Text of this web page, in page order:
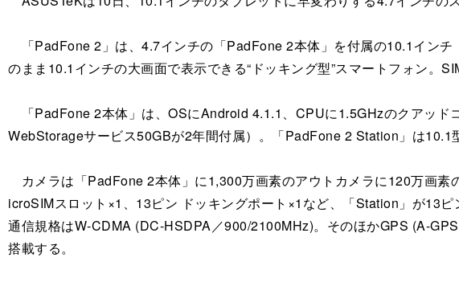
「PadFone 2」は、4.7インチの「PadFone 2本体」を付属の10.1イン
のまま10.1インチの大画面で表示できる“ドッキング型”スマートフォン。
「PadFone 2本体」は、OSにAndroid 4.1.1、CPUに1.5GHzのクアッ
WebStorageサービス50GBが2年間付属）。「PadFone 2 Station」は10.1
カメラは「PadFone 2本体」に1,300万画素のアウトカメラに120万画
icroSIMスロット×1、13ピン ドッキングポート×1など、「Station」が13
通信規格はW-CDMA (DC-HSDPA／900/2100MHz)。そのほかGPS (A-
搭載する。